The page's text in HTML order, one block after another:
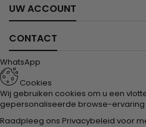
UW ACCOUNT
CONTACT
WhatsApp
Cookies
Wij gebruiken cookies om u een
gepersonaliseerde browse-ervaring
Raadpleeg ons Privacybeleid voor